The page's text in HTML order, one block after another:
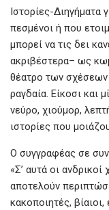
Ιστορίες-Διηγήματα
πεσμένοι ή που
μπορεί να τις δει
ακριβέστερα– ως
θέατρο των σχέσεων
ραγδαία. Είκοσι και
νεύρο, χιούμορ,
ιστορίες που
Ο συγγραφέας σε
«Σ’ αυτά οι
αποτελούν
κακοποιητές,